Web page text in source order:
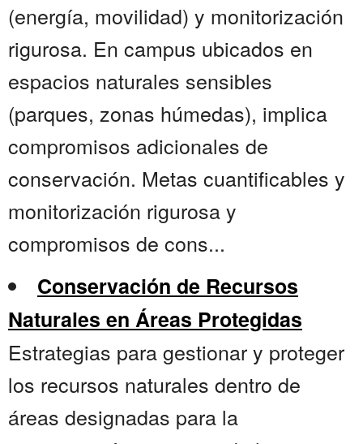
(energía, movilidad) y monitorización
rigurosa. En campus ubicados en
espacios naturales sensibles
(parques, zonas húmedas), implica
compromisos adicionales de
conservación. Metas cuantificables y
monitorización rigurosa y
compromisos de cons...
Conservación de Recursos
Naturales en Áreas Protegidas
Estrategias para gestionar y proteger
los recursos naturales dentro de
áreas designadas para la